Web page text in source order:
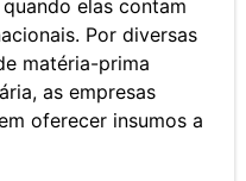
elas contam
Por diversas
matéria-prima
as empresas
oferecer insumos a